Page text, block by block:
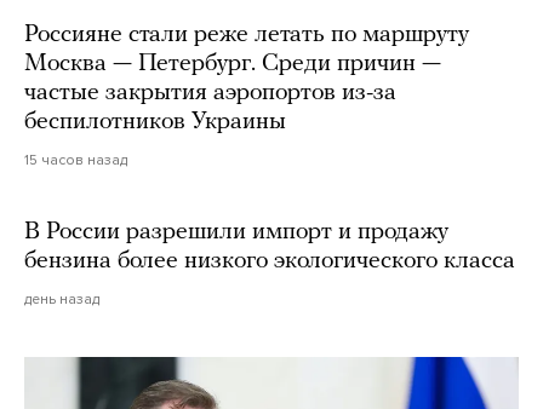
Россияне стали реже летать по маршруту
Москва — Петербург. Среди причин —
частые закрытия аэропортов из-за
беспилотников Украины
15 часов назад
В России разрешили импорт и продажу
бензина более низкого экологического класса
день назад